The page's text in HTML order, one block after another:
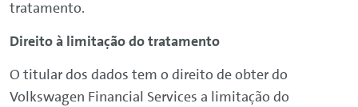
tratamento.
Direito à limitação do tratamento
O titular dos dados tem o direito de obter do
Volkswagen Financial Services a limitação do